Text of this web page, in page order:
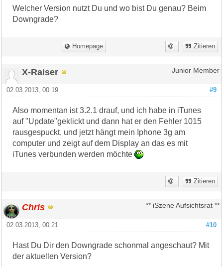
Welcher Version nutzt Du und wo bist Du genau? Beim
Downgrade?
Homepage Zitieren
X-Raiser Junior Member
#9
02.03.2013, 00:19
Also momentan ist 3.2.1 drauf, und ich habe in iTunes
auf "Update"geklickt und dann hat er den Fehler 1015
rausgespuckt, und jetzt hängt mein Iphone 3g am
computer und zeigt auf dem Display an das es mit
iTunes verbunden werden möchte
Zitieren
Chris ** iSzene Aufsichtsrat **
#10
02.03.2013, 00:21
Hast Du Dir den Downgrade schonmal angeschaut? Mit
der aktuellen Version?